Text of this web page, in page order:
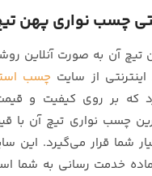
چسب نواری پهن
آن به صورت آنلاین
از سایت چسب
که بر روی کیفیت و
چسب نواری تیچ آن با
شما قرار می‌گیرد. این
خدمت رسانی به شما